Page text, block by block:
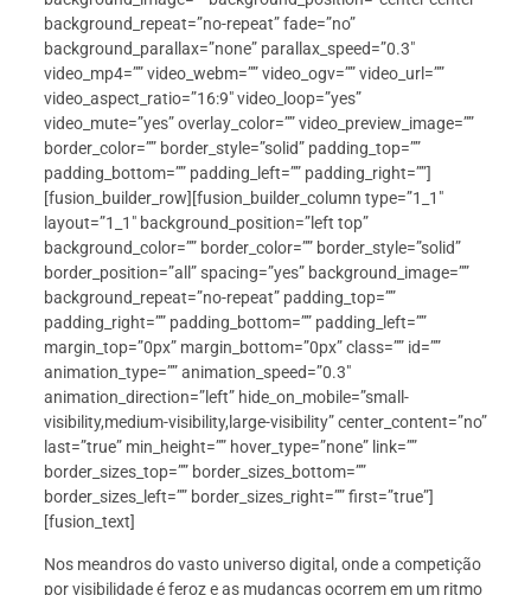
background_repeat=”no-repeat” fade=”no”
background_parallax=”none” parallax_speed=”0.3″
video_mp4=”” video_webm=”” video_ogv=”” video_url=””
video_aspect_ratio=”16:9″ video_loop=”yes”
video_mute=”yes” overlay_color=”” video_preview_image=””
border_color=”” border_style=”solid” padding_top=””
padding_bottom=”” padding_left=”” padding_right=””]
[fusion_builder_row][fusion_builder_column type=”1_1″
layout=”1_1″ background_position=”left top”
background_color=”” border_color=”” border_style=”solid”
border_position=”all” spacing=”yes” background_image=””
background_repeat=”no-repeat” padding_top=””
padding_right=”” padding_bottom=”” padding_left=””
margin_top=”0px” margin_bottom=”0px” class=”” id=””
animation_type=”” animation_speed=”0.3″
animation_direction=”left” hide_on_mobile=”small-
visibility,medium-visibility,large-visibility” center_content=”no”
last=”true” min_height=”” hover_type=”none” link=””
border_sizes_top=”” border_sizes_bottom=””
border_sizes_left=”” border_sizes_right=”” first=”true”]
[fusion_text]
Nos meandros do vasto universo digital, onde a competição
por visibilidade é feroz e as mudanças ocorrem em um ritmo